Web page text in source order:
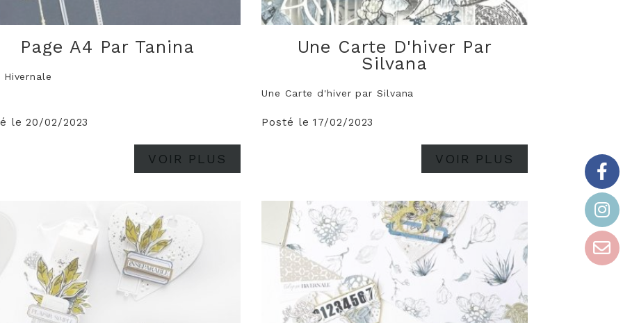
Page A4 Par Tanina
Hivernale
le 20/02/2023
VOIR PLUS
Une Carte D'hiver Par
Silvana
Une Carte d'hiver par Silvana
Posté le 17/02/2023
VOIR PLUS